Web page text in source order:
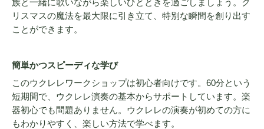
族と一緒に歌いながら楽しいひとときを過ごしましょう。ク
リスマスの魔法を最大限に引き立て、特別な瞬間を創り出す
ことができます。
簡単かつスピーディな学び
このウクレレワークショップは初心者向けです。60分という
短期間で、ウクレレ演奏の基本からサポートしています。楽
器初心でも問題ありません。ウクレレの演奏が初めての方に
もわかりやすく、楽しい方法で学べます。